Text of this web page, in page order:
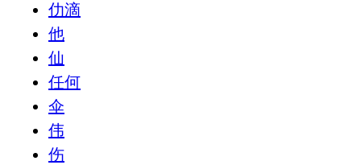
仂滴
他
仙
任何
伞
伟
伤